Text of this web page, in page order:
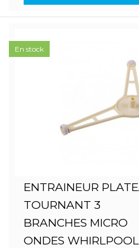
ENTRAINEUR
TOURNANT 3
BRANCHES MICRO
ONDES WHIRLPOOL
En stock